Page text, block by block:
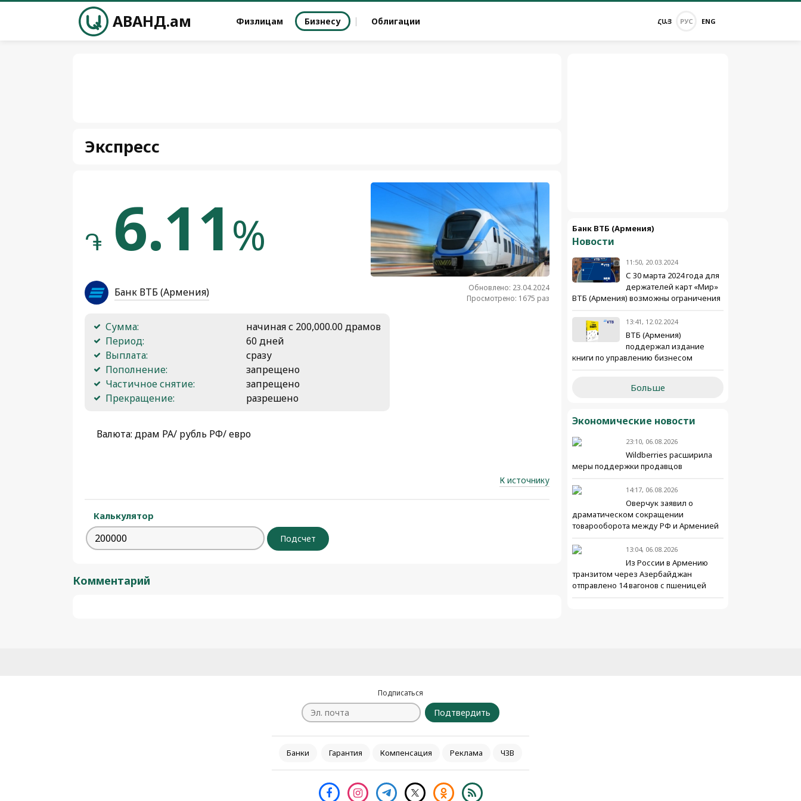
АВАНД.ам Физлицам Бизнесу Облигации ՀԱՅ РУС ENG
Экспресс
Обновлено: 23.04.2024
Просмотрено: 1675 раз
֏ 6.11%
Банк ВТБ (Армения)
Сумма:
начиная с 200,000.00 драмов
Период:
60 дней
Выплата:
сразу
Пополнение:
запрещено
Частичное снятие:
запрещено
Прекращение:
разрешено
Валюта: драм РА/ рубль РФ/ евро
К источнику
Калькулятор
Комментарий
Банк ВТБ (Армения)
Новости
11:50, 20.03.2024
С 30 марта 2024 года для
держателей карт «Мир»
ВТБ (Армения) возможны ограничения
13:41, 12.02.2024
ВТБ (Армения)
поддержал издание
книги по управлению бизнесом
Больше
Экономические новости
23:10, 06.08.2026
Wildberries расширила
меры поддержки продавцов
14:17, 06.08.2026
Оверчук заявил о
драматическом сокращении
товарооборота между РФ и Арменией
13:04, 06.08.2026
Из России в Армению
транзитом через Азербайджан
отправлено 14 вагонов с пшеницей
Подписаться
Подтвердить
Банки Гарантия Компенсация Реклама ЧЗВ